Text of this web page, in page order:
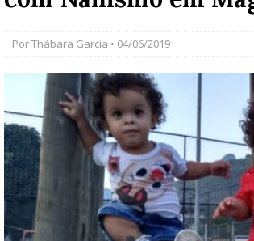
#OLHONAMÍDIA
[ 27/07/2026 ]
Coletivos para
em Suruí, Magé
[ 04/08/2026 ]
Passam para
#OLHONOLEGADO
PorThábara Garcia • 04/06/2019